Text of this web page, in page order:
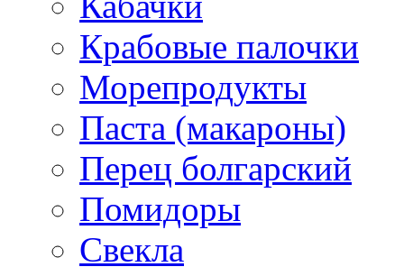
Крабовые палочки
Морепродукты
Паста (макароны)
Перец болгарский
Помидоры
Свекла